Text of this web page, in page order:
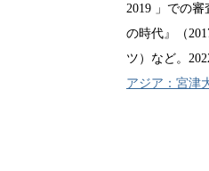
2019 」での
の時代』（
ツ）など。
アジア：宮津